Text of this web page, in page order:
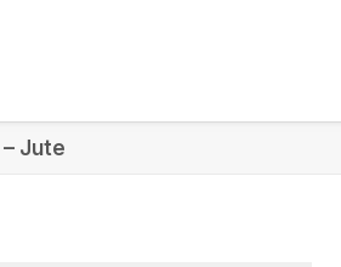
Jute